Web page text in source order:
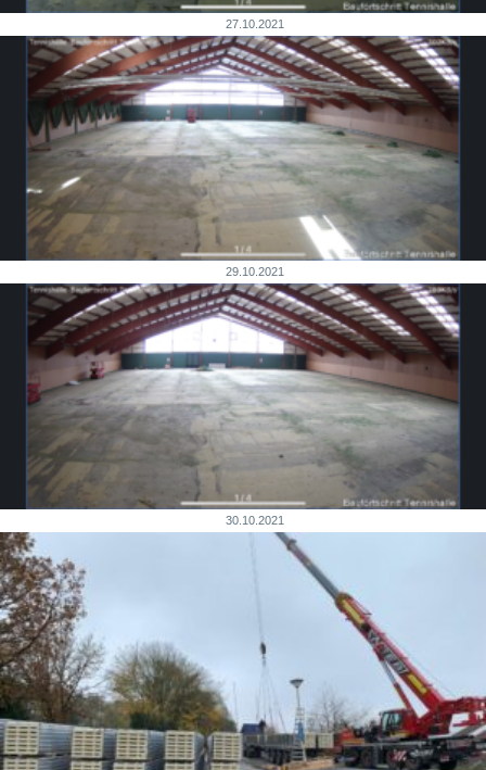
27.10.2021
29.10.2021
30.10.2021